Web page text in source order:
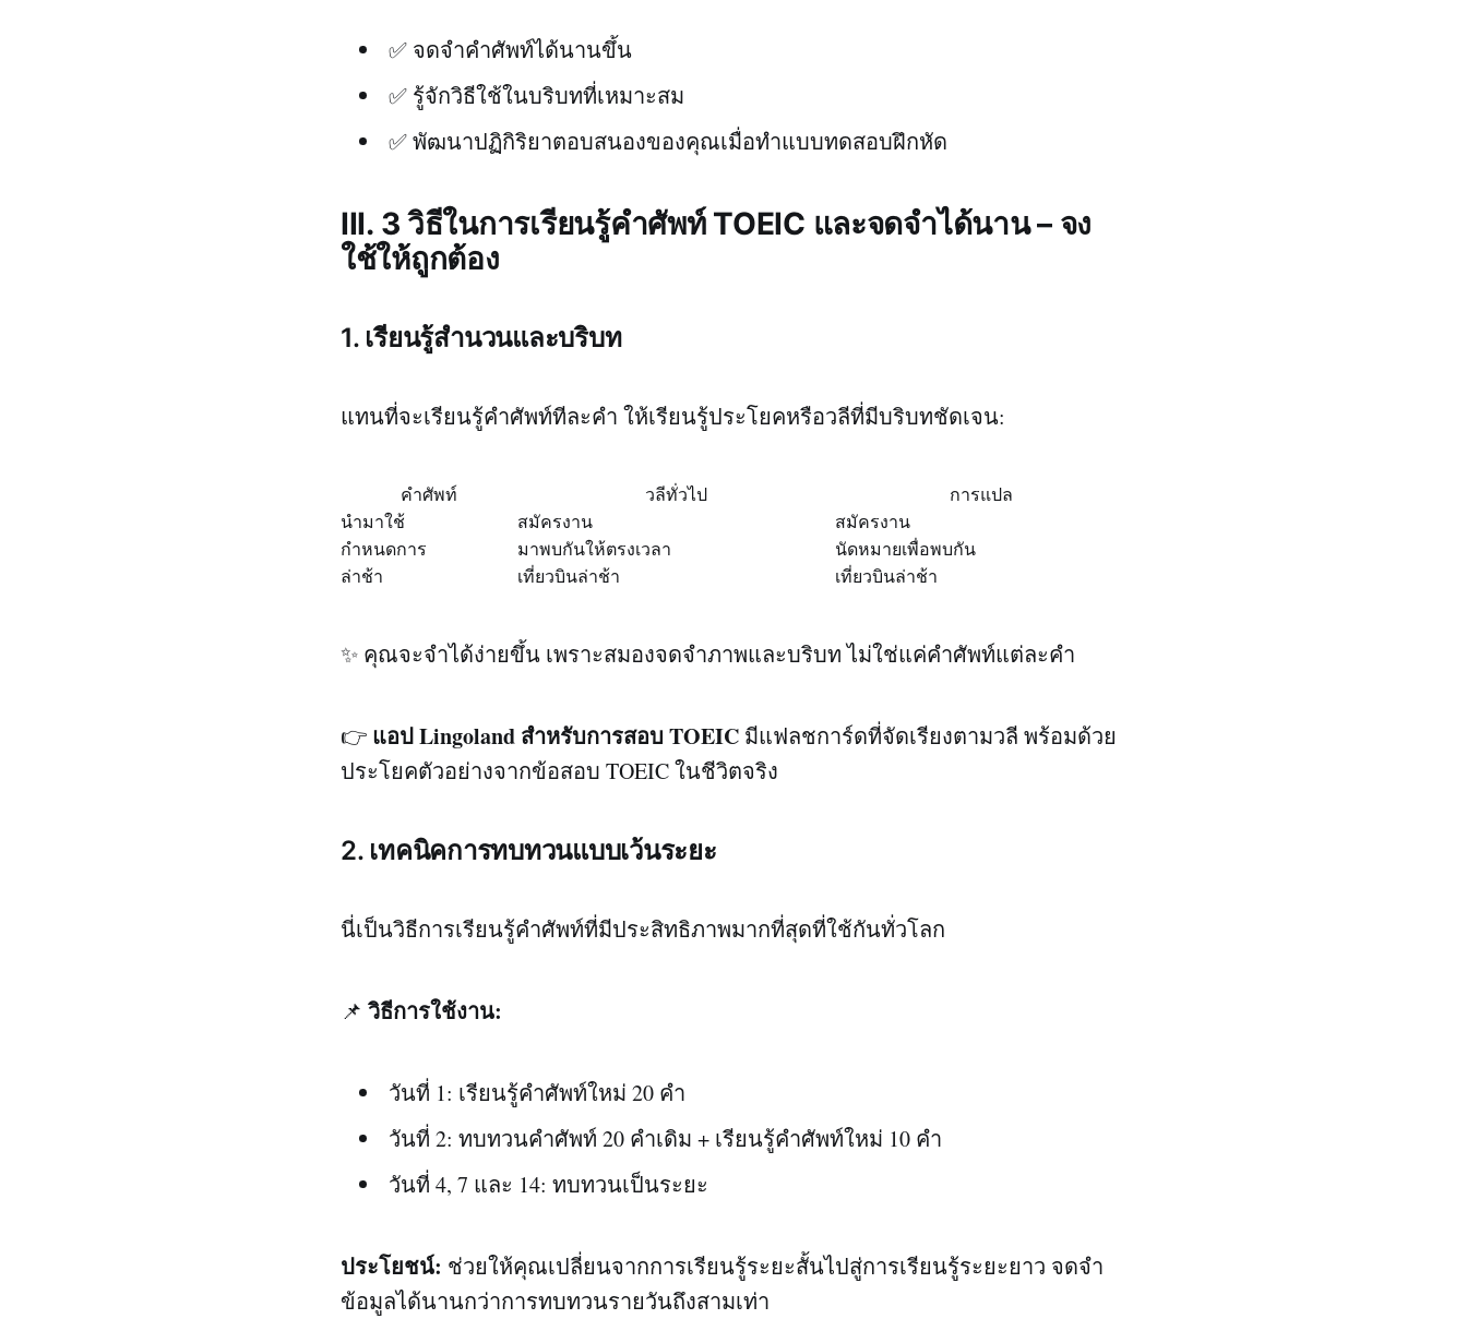
✅ จดจำคำศัพท์ได้นานขึ้น
✅ รู้จักวิธีใช้ในบริบทที่เหมาะสม
✅ พัฒนาปฏิกิริยาตอบสนองของคุณเมื่อทำแบบทดสอบฝึกหัด
III. 3 วิธีในการเรียนรู้คำศัพท์ TOEIC และจดจำได้นาน – จง
ใช้ให้ถูกต้อง
1. เรียนรู้สำนวนและบริบท
แทนที่จะเรียนรู้คำศัพท์ทีละคำ ให้เรียนรู้ประโยคหรือวลีที่มีบริบทชัดเจน:
คำศัพท์ วลีทั่วไป
การแปล
นำมาใช้
สมัครงาน
สมัครงาน
กำหนดการ
มาพบกันให้ตรงเวลา
นัดหมายเพื่อพบกัน
ล่าช้า
เที่ยวบินล่าช้า เที่ยวบินล่าช้า
✨ คุณจะจำได้ง่ายขึ้น เพราะสมองจดจำภาพและบริบท ไม่ใช่แค่คำศัพท์แต่ละคำ
👉 แอป Lingoland สำหรับการสอบ TOEIC มีแฟลชการ์ดที่จัดเรียงตามวลี พร้อมด้วย
ประโยคตัวอย่างจากข้อสอบ TOEIC ในชีวิตจริง
2. เทคนิคการทบทวนแบบเว้นระยะ
นี่เป็นวิธีการเรียนรู้คำศัพท์ที่มีประสิทธิภาพมากที่สุดที่ใช้กันทั่วโลก
📌 วิธีการใช้งาน:
วันที่ 1: เรียนรู้คำศัพท์ใหม่ 20 คำ
วันที่ 2: ทบทวนคำศัพท์ 20 คำเดิม + เรียนรู้คำศัพท์ใหม่ 10 คำ
วันที่ 4, 7 และ 14: ทบทวนเป็นระยะ
ประโยชน์: ช่วยให้คุณเปลี่ยนจากการเรียนรู้ระยะสั้นไปสู่การเรียนรู้ระยะยาว จดจำ
ข้อมูลได้นานกว่าการทบทวนรายวันถึงสามเท่า